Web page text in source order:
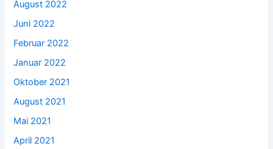
August 2022
Juni 2022
Februar 2022
Januar 2022
Oktober 2021
August 2021
Mai 2021
April 2021